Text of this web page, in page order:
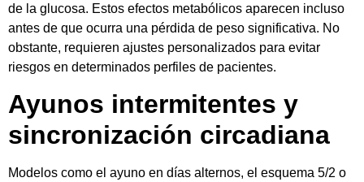
de la glucosa. Estos efectos metabólicos aparecen incluso
antes de que ocurra una pérdida de peso significativa. No
obstante, requieren ajustes personalizados para evitar
riesgos en determinados perfiles de pacientes.
Ayunos intermitentes y
sincronización circadiana
Modelos como el ayuno en días alternos, el esquema 5/2 o